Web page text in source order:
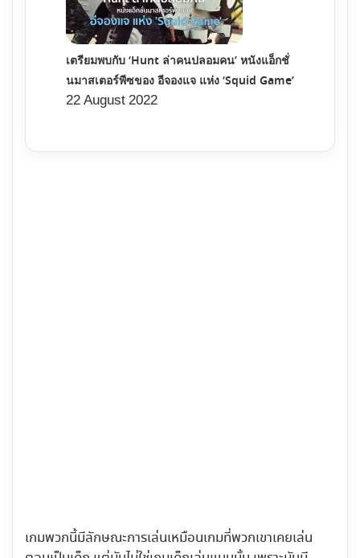
เตรียมพบกับ ‘Hunt ล่าคนปลอมคน’ หนังแอ็กชั่
นมาสเตอร์พีซของ อีจองแจ แห่ง ‘Squid Game’
22 August 2022
เกมพวกนี้มีลักษณะการเล่นเหมือนเกมที่พวกเขาเคยเล่น